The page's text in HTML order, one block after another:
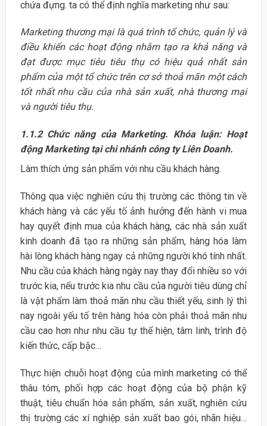
chứa đựng. ta có thể định nghĩa marketing như sau:
Marketing thương mại là quá trình tổ chức, quản lý và
điều khiển các hoạt động nhằm tạo ra khả năng và
đạt được mục tiêu tiêu thụ có hiệu quả nhất sản
phẩm của một tổ chức trên cơ sở thoả mãn một cách
tốt nhất nhu cầu của nhà sản xuất, nhà thương mại
và người tiêu thụ.
1.1.2 Chức năng của Marketing. Khóa luận: Hoạt
động Marketing tại chi nhánh công ty Liên Doanh.
Làm thích ứng sản phẩm với nhu cầu khách hàng.
Thông qua việc nghiên cứu thị trường các thông tin về
khách hàng và các yếu tố ảnh hưởng đến hành vi mua
hay quyết định mua của khách hàng, các nhà sản xuất
kinh doanh đã tạo ra những sản phẩm, hàng hóa làm
hài lòng khách hàng ngay cả những người khó tính nhất.
Nhu cầu của khách hàng ngày nay thay đổi nhiều so với
trước kia, nếu trước kia nhu cầu của người tiêu dùng chỉ
là vật phẩm làm thoả mãn nhu cầu thiết yếu, sinh lý thì
nay ngoài yếu tố trên hàng hóa còn phải thoả mãn nhu
cầu cao hơn như nhu cầu tự thể hiện, tâm linh, trình độ
kiến thức, cấp bậc…
Thực hiện chuỗi hoạt động của mình marketing có thể
thâu tóm, phối hợp các hoạt động của bộ phận kỹ
thuật, tiêu chuẩn hóa sản phẩm, sản xuất, nghiên cứu
thị trường các xí nghiệp sản xuất bao gói, nhãn hiệu…